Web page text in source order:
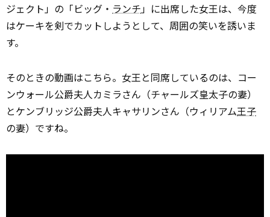
ジェクト」の「ビッグ・ ランチ」に出席した女王は、今度
はケーキを剣でカットしようとして、周囲の笑いを誘いま
す。
そのときの動画はこちら。女王と同席しているのは、コー
ンウォール公爵夫人カミラさん（チャールズ皇太子の妻）
とケンブリッジ公爵夫人キャサリンさん（ウィリアム王子
の妻）ですね。